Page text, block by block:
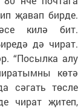
җавап бирде.
килә бит.
дә чират.
“Посылка алу
көтә
сәгать төсле
чират җитеп,